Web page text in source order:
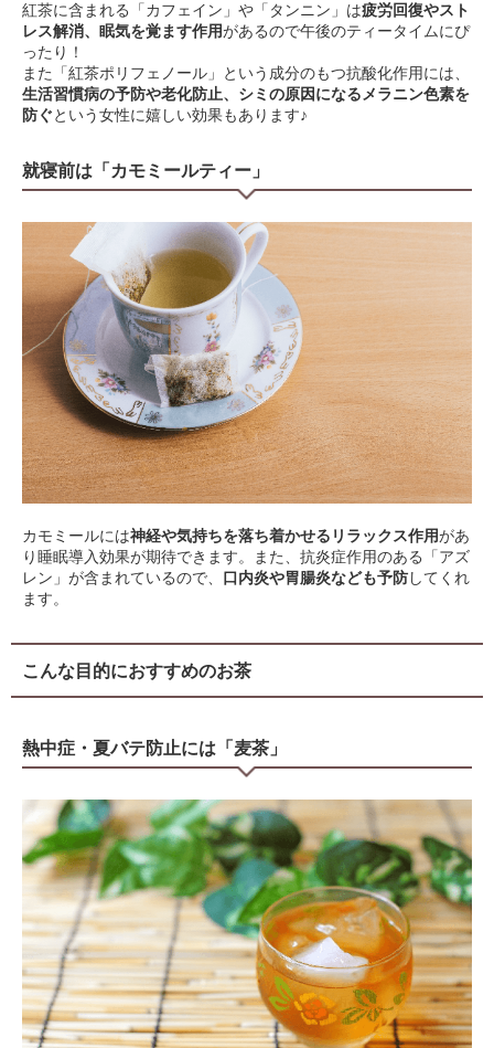
紅茶に含まれる「カフェイン」や「タンニン」は疲労回復やスト
レス解消、眠気を覚ます作用があるので午後のティータイムにぴ
ったり！
また「紅茶ポリフェノール」という成分のもつ抗酸化作用には、
生活習慣病の予防や老化防止、シミの原因になるメラニン色素を
防ぐという女性に嬉しい効果もあります♪
就寝前は「カモミールティー」
カモミールには神経や気持ちを落ち着かせるリラックス作用があ
り睡眠導入効果が期待できます。また、抗炎症作用のある「アズ
レン」が含まれているので、 口内炎や胃腸炎なども予防してくれ
ます。
こんな目的におすすめのお茶
熱中症・夏バテ防止には「麦茶」